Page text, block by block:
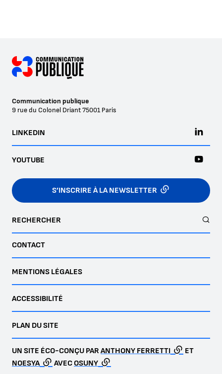
Communication publique
9 rue du Colonel Driant75001 Paris
S’INSCRIRE À LA NEWSLETTER
LINKEDIN
YOUTUBE
RECHERCHER
CONTACT
MENTIONS LÉGALES
ACCESSIBILITÉ
PLAN DU SITE
UN SITE ÉCO-CONÇU PARANTHONY FERRETTI
ET
NOESYA
AVEC OSUNY